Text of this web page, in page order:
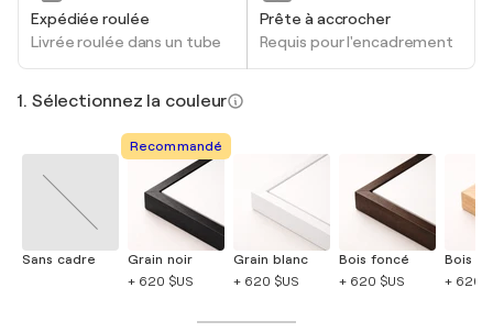
Expédiée roulée
Livrée roulée dans un tube
Prête à accrocher
Requis pour l'encadrement
1. Sélectionnez la couleur
Sans cadre
Recommandé
Grain noir
+ 620 $US
Grain blanc
+ 620 $US
Bois foncé
+ 620 $US
Bois
+ 620